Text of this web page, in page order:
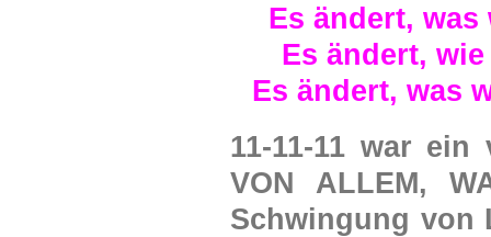
Es ändert,
Es ändert,
Es ändert, was
11-11-11 war ein
VON ALLEM,
Schwingung von